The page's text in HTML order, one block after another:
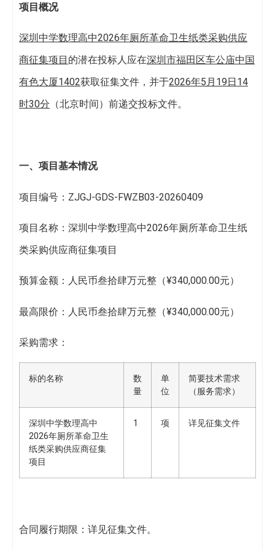
项目概况
深圳中学数理高中2026年厕所革命卫生纸类采购供应
商征集项目 的潜在投标人应在深圳市福田区车公庙中国
有色大厦1402获取征集文件，并于2026年5月19日14
时30分 （北京时间）前递交投标文件。
一、项目基本情况
项目编号：ZJGJ-GDS-FWZB03-20260409
项目名称：深圳中学数理高中2026年厕所革命卫生纸
类采购供应商征集项目
预算金额：人民币叁拾肆万元整（¥340,000.00元）
最高限价：人民币叁拾肆万元整（¥340,000.00元）
采购需求：
标的名称
数
量
单
位
简要技术需求
（服务需求）
深圳中学数理高中
2026年厕所革命卫生
纸类采购供应商征集
项目
1 项 详见征集文件
合同履行期限：详见征集文件。